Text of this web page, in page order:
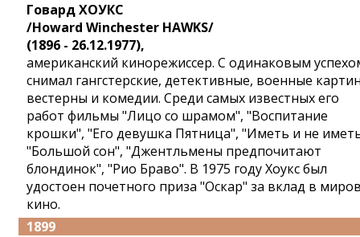
Говард ХОУКС
/Howard Winchester HAWKS/
(1896 - 26.12.1977),
американский кинорежиссер. С одинаковым
снимал гангстерские, детективные, военные
вестерны и комедии. Среди самых известных его
работ фильмы "Лицо со шрамом", "Воспитание
крошки", "Его девушка Пятница", "Иметь и не
"Большой сон", "Джентльмены предпочитают
блондинок", "Рио Браво". В 1975 году Хоукс был
удостоен почетного приза "Оскар" за вклад в
кино.
1899